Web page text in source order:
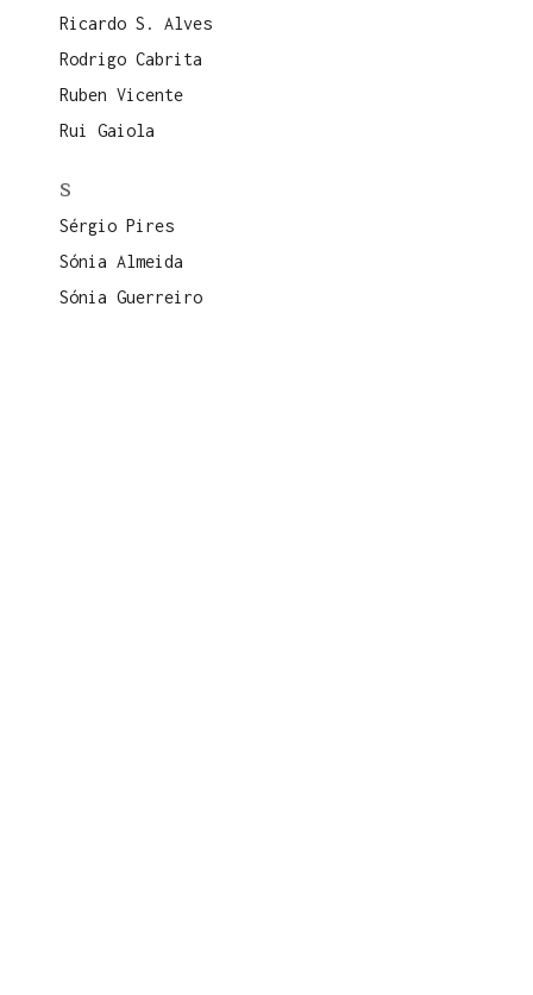
Ricardo S. Alves
Rodrigo Cabrita
Ruben Vicente
Rui Gaiola
S
Sérgio Pires
Sónia Almeida
Sónia Guerreiro